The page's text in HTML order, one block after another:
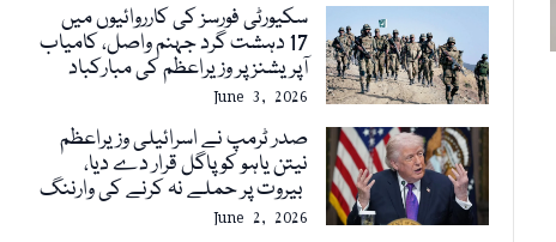
سکیورٹی فورسز کی کارروائیوں میں
17 دہشت گرد جہنم واصل، کامیاب
آپریشنز پر وزیراعظم کی مبارکباد
June 3, 2026
صدر ٹرمپ نے اسرائیلی وزیراعظم
نیتن یاہو کو پاگل قرار دے دیا،
بیروت پر حملے نہ کرنے کی وارننگ
June 2, 2026